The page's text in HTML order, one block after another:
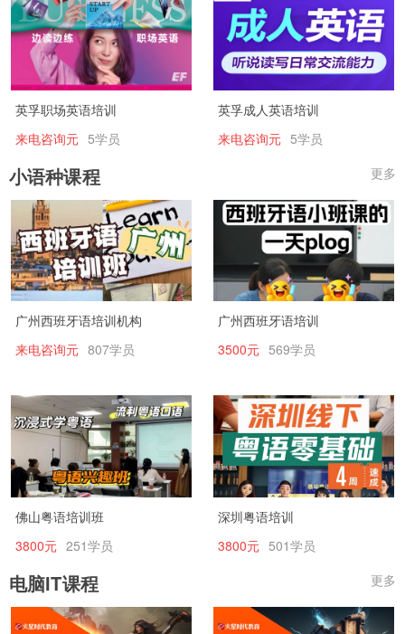
英孚职场英语培训
来电咨询元 5学员
英孚成人英语培训
来电咨询元 5学员
小语种课程 更多
广州西班牙语培训机构
来电咨询元 807学员
广州西班牙语培训
3500元 569学员
佛山粤语培训班
3800元 251学员
深圳粤语培训
3800元 501学员
电脑IT课程 更多